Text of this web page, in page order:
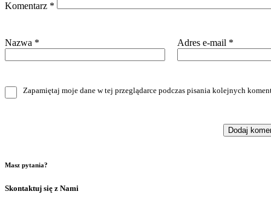
Komentarz *
Nazwa * Adres e-mail *
Zapamiętaj moje dane w tej przeglądarce podczas pisania kolejnych
Masz pytania?
Skontaktuj się z Nami